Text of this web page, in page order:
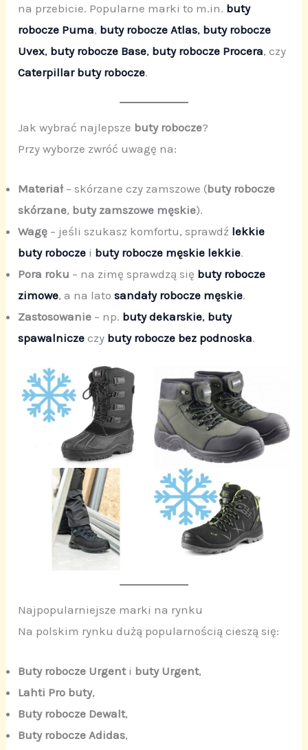
na przebicie. Popularne marki to m.in. buty
robocze Puma, buty robocze Atlas, buty robocze
Uvex, buty robocze Base, buty robocze Procera, czy
Caterpillar buty robocze.
Jak wybrać najlepsze buty robocze?
Przy wyborze zwróć uwagę na:
Materiał– skórzane czy zamszowe (buty robocze
skórzane, buty zamszowe męskie).
Wagę – jeśli szukasz komfortu, sprawdź lekkie
buty robocze i buty robocze męskie lekkie.
Pora roku – na zimę sprawdzą się buty robocze
zimowe, a na latosandały robocze męskie.
Zastosowanie – np. buty dekarskie, buty
spawalnicze czy buty robocze bez podnoska.
Najpopularniejsze marki na rynku
Na polskim rynku dużą popularnością cieszą się:
Buty robocze Urgenti buty Urgent,
Lahti Pro buty,
Buty robocze Dewalt,
Buty robocze Adidas,